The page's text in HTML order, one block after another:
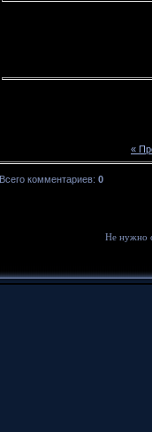
«
Всего комментариев: 0
Не нужно